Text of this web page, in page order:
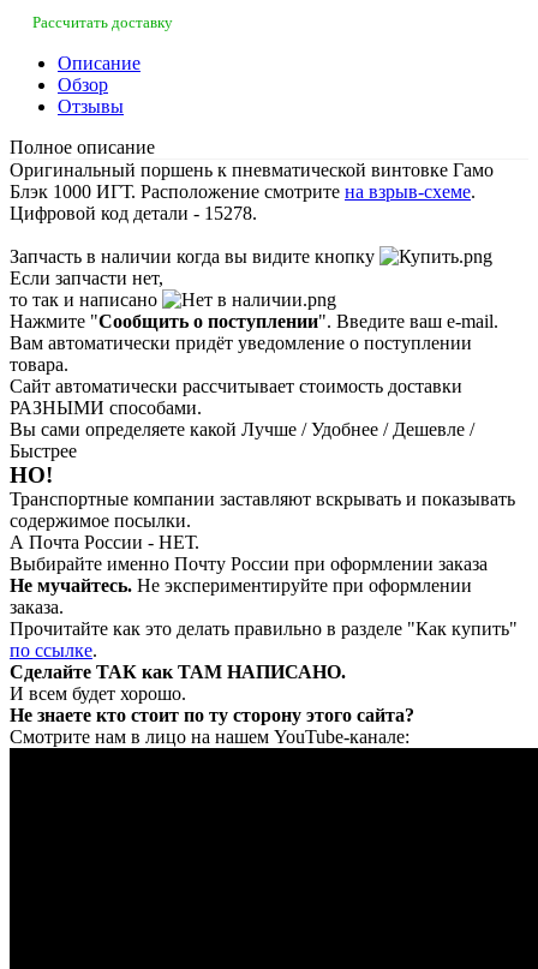
Рассчитать доставку
Описание
Обзор
Отзывы
Полное описание
Оригинальный поршень к пневматической винтовке Гамо
Блэк 1000 ИГТ. Расположение смотрите на взрыв-схеме.
Цифровой код детали - 15278.
Запчасть в наличии когда вы видите кнопку
Если запчасти нет,
то так и написано
Нажмите "Сообщить о поступлении". Введите ваш e-mail.
Вам автоматически придёт уведомление о поступлении
товара.
Сайт автоматически рассчитывает стоимость доставки
РАЗНЫМИ способами.
Вы сами определяете какой Лучше / Удобнее / Дешевле /
Быстрее
НО!
Транспортные компании заставляют вскрывать и показывать
содержимое посылки.
А Почта России - НЕТ.
Выбирайте именно Почту России при оформлении заказа
Не мучайтесь. Не экспериментируйте при оформлении
заказа.
Прочитайте как это делать правильно в разделе "Как купить"
по ссылке.
Сделайте ТАК как ТАМ НАПИСАНО.
И всем будет хорошо.
Не знаете кто стоит по ту сторону этого сайта?
Смотрите нам в лицо на нашем YouTube-канале: